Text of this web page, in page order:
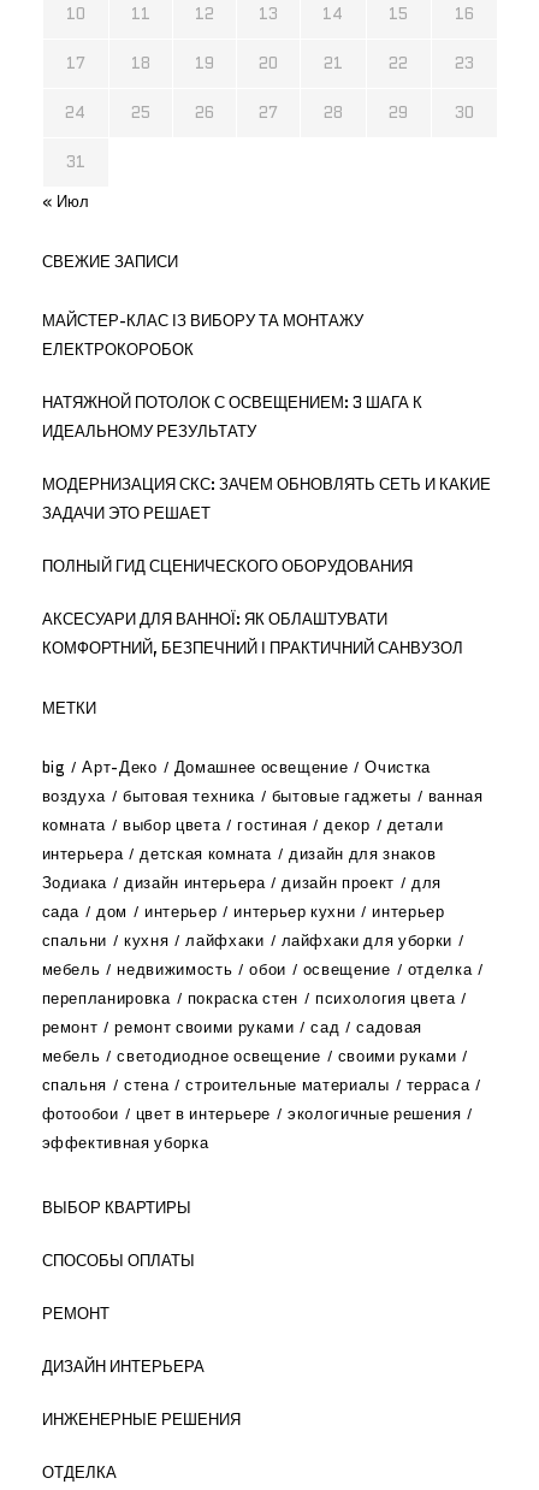
10 11 12 13 14 15 16
17 18 19 20 21 22 23
24 25 26 27 28 29 30
31
« Июл
СВЕЖИЕ ЗАПИСИ
МАЙСТЕР-КЛАС ІЗ ВИБОРУ ТА МОНТАЖУ
ЕЛЕКТРОКОРОБОК
НАТЯЖНОЙ ПОТОЛОК С ОСВЕЩЕНИЕМ: 3 ШАГА К
ИДЕАЛЬНОМУ РЕЗУЛЬТАТУ
МОДЕРНИЗАЦИЯ СКС: ЗАЧЕМ ОБНОВЛЯТЬ СЕТЬ И КАКИЕ
ЗАДАЧИ ЭТО РЕШАЕТ
ПОЛНЫЙ ГИД СЦЕНИЧЕСКОГО ОБОРУДОВАНИЯ
АКСЕСУАРИ ДЛЯ ВАННОЇ: ЯК ОБЛАШТУВАТИ
КОМФОРТНИЙ, БЕЗПЕЧНИЙ І ПРАКТИЧНИЙ САНВУЗОЛ
МЕТКИ
big Арт-Деко Домашнее освещение
Очистка
воздуха
бытовая техника бытовые гаджеты
ванная
комната
выбор цвета гостиная декор
детали
интерьера
детская комната
дизайн для знаков
Зодиака
дизайн интерьера дизайн проект
для
сада
дом интерьер интерьер кухни
интерьер
спальни
кухня лайфхаки
лайфхаки для уборки
мебель
недвижимость обои освещение
отделка
перепланировка
покраска стен
психология цвета
ремонт
ремонт своими руками сад
садовая
мебель
светодиодное освещение
своими руками
спальня
стена строительные материалы
терраса
фотообои
цвет в интерьере
экологичные решения
эффективная уборка
ВЫБОР КВАРТИРЫ
СПОСОБЫ ОПЛАТЫ
РЕМОНТ
ДИЗАЙН ИНТЕРЬЕРА
ИНЖЕНЕРНЫЕ РЕШЕНИЯ
ОТДЕЛКА